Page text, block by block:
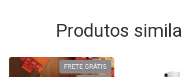
Produtos
FRETE GRÁTIS